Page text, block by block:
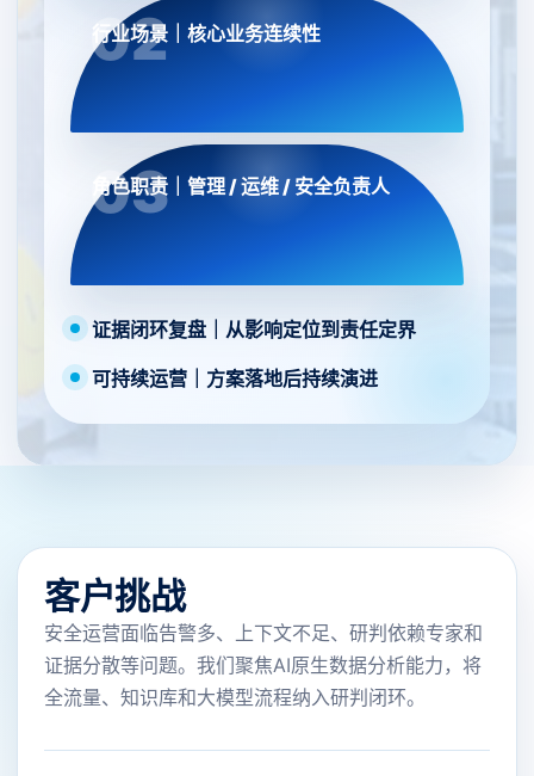
行业场景｜核心业务连续性
角色职责｜管理 / 运维 / 安全负责人
证据闭环复盘｜从影响定位到责任定界
可持续运营｜方案落地后持续演进
客户挑战
安全运营面临告警多、上下文不足、研判依赖专家和
证据分散等问题。我们聚焦AI原生数据分析能力，将
全流量、知识库和大模型流程纳入研判闭环。